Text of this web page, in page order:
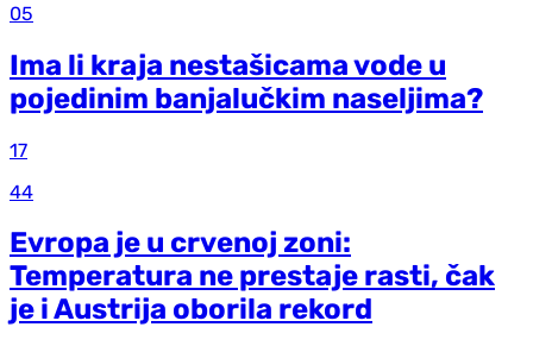
05
Ima li kraja nestašicama vode u
pojedinim banjalučkim naseljima?
17
44
Evropa je u crvenoj zoni:
Temperatura ne prestaje rasti, čak
je i Austrija oborila rekord